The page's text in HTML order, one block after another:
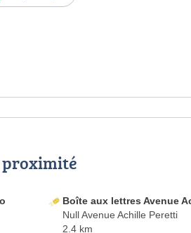
proximité
Boîte aux lettres Avenue
Null Avenue Achille Peretti
2.4 km